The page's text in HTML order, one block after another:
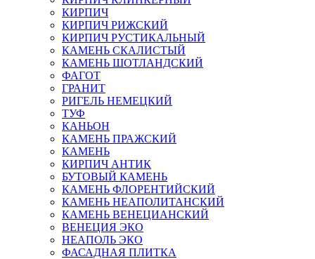
КИРПИЧ
КИРПИЧ РИЖСКИЙ
КИРПИЧ РУСТИКАЛЬНЫЙ
КАМЕНЬ СКАЛИСТЫЙ
КАМЕНЬ ШОТЛАНДСКИЙ
ФАГОТ
ГРАНИТ
РИГЕЛЬ НЕМЕЦКИЙ
ТУФ
КАНЬОН
КАМЕНЬ ПРАЖСКИЙ
КАМЕНЬ
КИРПИЧ АНТИК
БУТОВЫЙ КАМЕНЬ
КАМЕНЬ ФЛОРЕНТИЙСКИЙ
КАМЕНЬ НЕАПОЛИТАНСКИЙ
КАМЕНЬ ВЕНЕЦИАНСКИЙ
ВЕНЕЦИЯ ЭКО
НЕАПОЛЬ ЭКО
ФАСАДНАЯ ПЛИТКА